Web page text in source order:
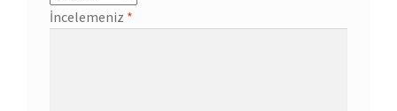
İncelemeniz *